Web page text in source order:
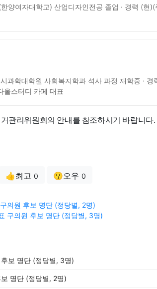
양여자대학교) 산업디자인전공 졸업 · 경력 (현
과학대학원 사회복지학과 석사 과정 재학중 · 경
올스터디 카페 대표
관리위원회의 안내를 참조하시기 바랍니다.
👍최고 0 😗오우 0
의원 후보 명단 (정당별, 2명)
구의원 후보 명단 (정당별, 3명)
보 명단 (정당별, 3명)
명단 (정당별, 2명)